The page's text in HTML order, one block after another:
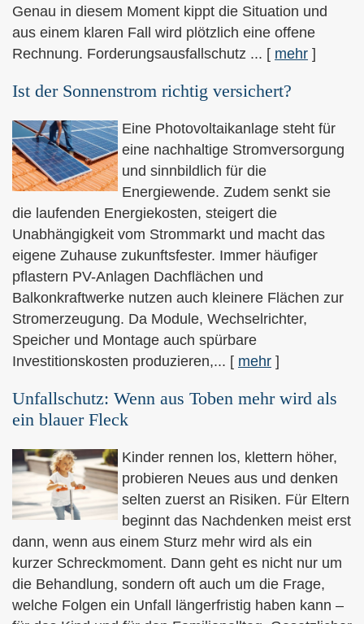
Genau in diesem Moment kippt die Situation und
aus einem klaren Fall wird plötzlich eine offene
Rechnung. Forderungsausfallschutz ... [ mehr ]
Ist der Sonnenstrom richtig versichert?
Eine Photovoltaikanlage steht für
eine nachhaltige Stromversorgung
und sinnbildlich für die
Energiewende. Zudem senkt sie
die laufenden Energiekosten, steigert die
Unabhängigkeit vom Strommarkt und macht das
eigene Zuhause zukunftsfester. Immer häufiger
pflastern PV-Anlagen Dachflächen und
Balkonkraftwerke nutzen auch kleinere Flächen zur
Stromerzeugung. Da Module, Wechselrichter,
Speicher und Montage auch spürbare
Investitionskosten produzieren,... [ mehr ]
Unfallschutz: Wenn aus Toben mehr wird als
ein blauer Fleck
Kinder rennen los, klettern höher,
probieren Neues aus und denken
selten zuerst an Risiken. Für Eltern
beginnt das Nachdenken meist erst
dann, wenn aus einem Sturz mehr wird als ein
kurzer Schreckmoment. Dann geht es nicht nur um
die Behandlung, sondern oft auch um die Frage,
welche Folgen ein Unfall längerfristig haben kann –